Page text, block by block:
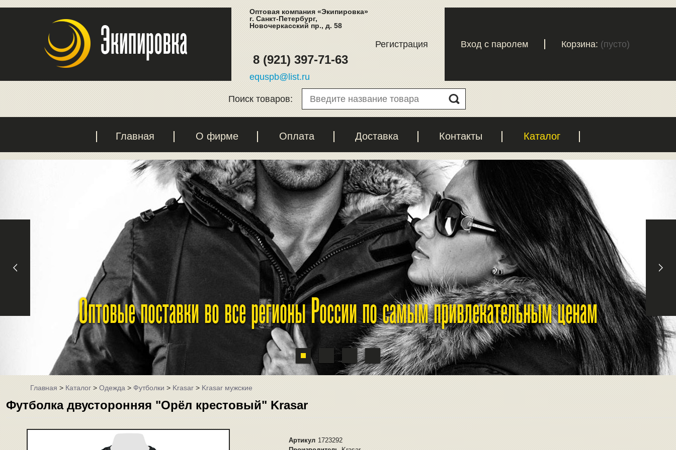
Оптовая компания «Экипировка»
г. Санкт-Петербург,
Новочеркасский пр., д. 58
8 (921) 397-71-63
equspb@list.ru
Регистрация Вход с паролем Корзина: (пусто)
Поиск товаров:
Главная О фирме Оплата Доставка Контакты Каталог
Оптовые поставки во все регионы России по самым привлекательным ценам
Главная>Каталог>Одежда>Футболки>Krasar>Krasar мужские
Футболка двусторонняя "Орёл крестовый" Krasar
Артикул 1723292